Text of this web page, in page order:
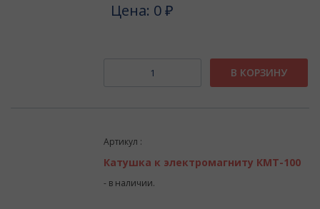
Цена: 0 ₽
В КОРЗИНУ
Артикул :
Катушка к электромагниту КМТ-100
- в наличии.